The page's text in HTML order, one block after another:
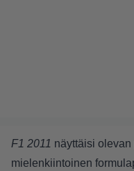
F1 2011 näyttäisi
mielenkiintoinen